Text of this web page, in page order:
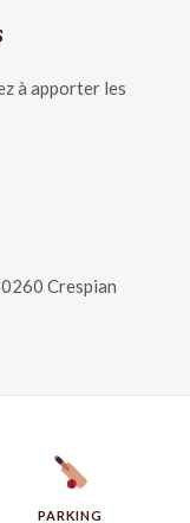
à apporter les
Crespian
PARKING